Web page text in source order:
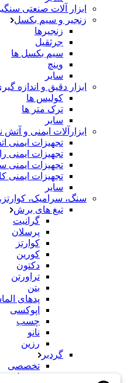
ابزار آلات صنعتی
زنجیر و سیم بکسل
زنجیرها
جرثقیل
سیم بکسل ها
وینچ
سایر
ابزار دقیق و اندازه
کولیس ها
ترک متر ها
سایر
ابزارآلات ایمنی و آتش
تجهیزات ایمنی
تجهیزات ایمنی
تجهیزات ایمنی
تجهیزات ایمنی
سایر
سنگ، سرامیک،
تیغ های برش
گرانیت
پرسلان
کوارتز
کورین
دکتون
تراورتن
بتن
پدهای
اپوکسی
چسب
نانو
رزین
گردبر
تخصصی
معمولی